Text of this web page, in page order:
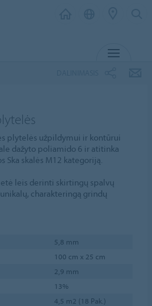
plytelės užpildymui ir kontūrui
dažyto poliamido 6 ir atitinka
Ska skalės M12 kategoriją.
leis derinti skirtingų spalvų
charakteringą grindų
5,8 mm
100 cm x 25 cm
2,9 mm
13%
4,5 m2 (18 Pak.)